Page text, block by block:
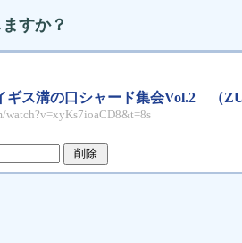
すか？
ギス溝の口シャード集会Vol.2 （
watch?v=xyKs7ioaCD8&t=8s